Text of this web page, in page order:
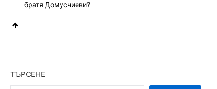
братя Домусчиеви?
ТЪРСЕНЕ